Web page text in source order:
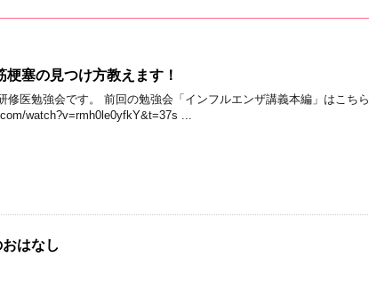
塞の見つけ方教えます！
医勉強会です。 前回の勉強会「インフルエンザ講義本編」はこちら
watch?v=rmh0le0yfkY&t=37s ...
はなし